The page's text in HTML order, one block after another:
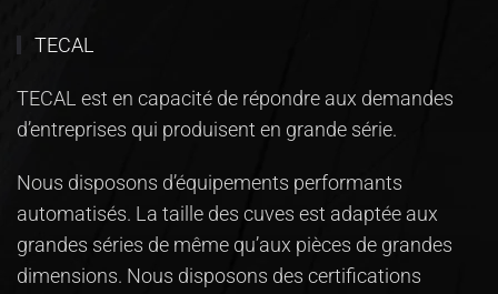
TECAL
TECAL est en capacité de répondre aux demandes
d’entreprises qui produisent en grande série.
Nous disposons d’équipements performants
automatisés. La taille des cuves est adaptée aux
grandes séries de même qu’aux pièces de grandes
dimensions. Nous disposons des certifications